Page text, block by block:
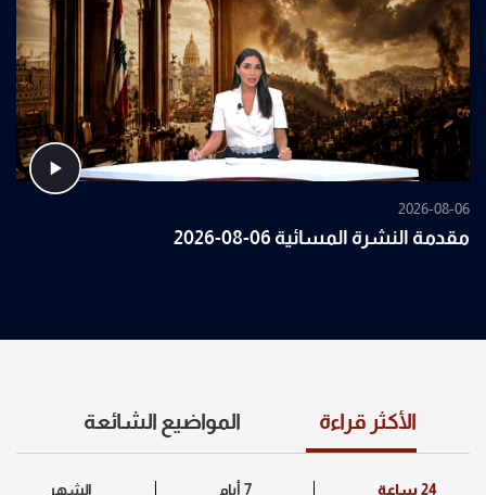
2026-08-06
مقدمة النشرة المسائية 06-08-2026
الأكثر قراءة المواضيع الشائعة